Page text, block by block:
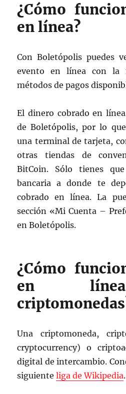
¿Cómo
en línea?
Con Boletópolis puedes
evento en línea con la
métodos de pagos
El dinero cobrado en
de Boletópolis, por lo
una terminal de tarjeta,
otras tiendas de
BitCoin. Sólo tienes
bancaria a donde te
cobrado en línea. La
sección «Mi Cuenta –
en Boletópolis.
¿Cómo
en
Una criptomoneda,
cryptocurrency) o
digital de intercambio.
siguienteliga de Wikipedia.